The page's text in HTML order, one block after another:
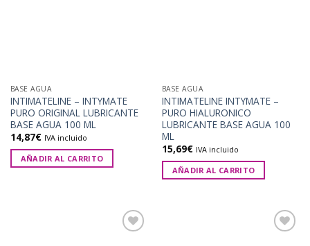
BASE AGUA
INTIMATELINE – INTYMATE
PURO ORIGINAL LUBRICANTE
BASE AGUA 100 ML
14,87€ IVA incluido
AÑADIR AL CARRITO
BASE AGUA
INTIMATELINE INTYMATE –
PURO HIALURONICO
LUBRICANTE BASE AGUA 100
ML
15,69€ IVA incluido
AÑADIR AL CARRITO